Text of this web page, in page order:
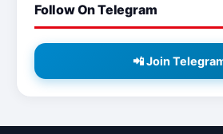
Follow On Telegram
📲 Join